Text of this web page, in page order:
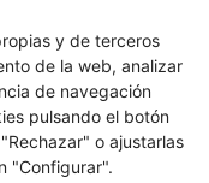
y de terceros
de la web, analizar
de navegación
pulsando el botón
o ajustarlas
"Configurar".